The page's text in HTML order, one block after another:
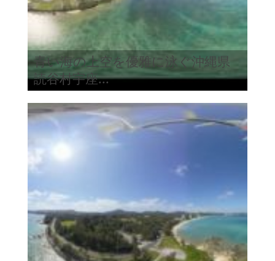
青い海の上空を優雅に泳ぐ沖縄県
読谷村宇座...